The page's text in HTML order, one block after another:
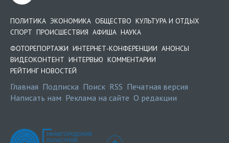
ПОЛИТИКА ЭКОНОМИКА ОБЩЕСТВО КУЛЬТУРА И ОТДЫХ
СПОРТ ПРОИСШЕСТВИЯ АФИША НАУКА
ФОТОРЕПОРТАЖИ ИНТЕРНЕТ-КОНФЕРЕНЦИИ АНОНСЫ
ВИДЕОКОНТЕНТ ИНТЕРВЬЮ КОММЕНТАРИИ
РЕЙТИНГ НОВОСТЕЙ
Главная Подписка Поиск RSS Печатная версия
Написать нам Реклама на сайте О редакции